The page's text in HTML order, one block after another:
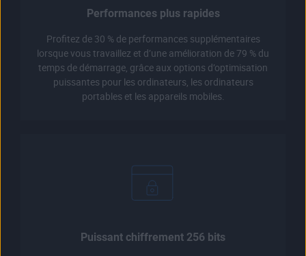
Performances plus rapides
Profitez de 30 % de performances supplémentaires
lorsque vous travaillez et d’une amélioration de 79 % du
temps de démarrage, grâce aux options d’optimisation
puissantes pour les ordinateurs, les ordinateurs
portables et les appareils mobiles.
Puissant chiffrement 256 bits